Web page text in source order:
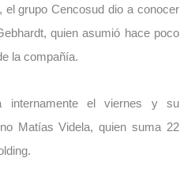
el grupo Cencosud dio a conocer
quien asumió hace poco
la compañía.
internamente el viernes y su
Matías Videla, quien suma 22